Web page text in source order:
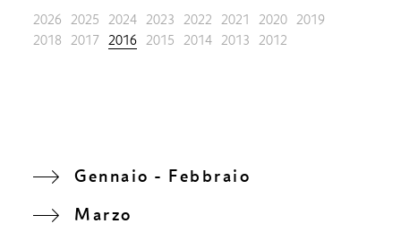
2026 2025 2024 2023 2022 2021 2020 2019
2018
2017 2016 2015 2014 2013 2012
Gennaio - Febbraio
Marzo